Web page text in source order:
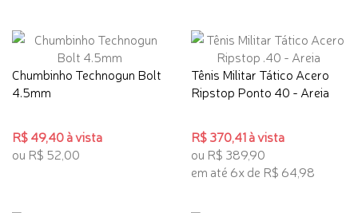
Chumbinho Technogun Bolt
4.5mm
R$ 49,40 à vista
ou R$ 52,00
Tênis Militar Tático Acero
Ripstop Ponto 40 - Areia
R$ 370,41 à vista
ou R$ 389,90
em até 6x de R$ 64,98